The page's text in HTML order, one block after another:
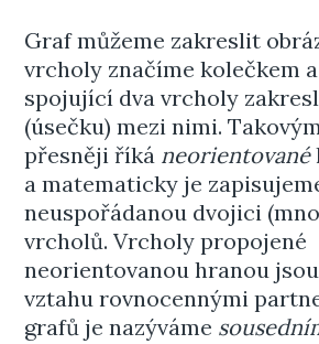
Graf můžeme zakreslit
vrcholy značíme kolečkem
spojující dva vrcholy
(úsečku) mezi nimi.
přesněji říká neorientované
a matematicky je
neuspořádanou dvojici
vrcholů. Vrcholy propojené
neorientovanou hranou
vztahu rovnocennými
grafů je nazýváme